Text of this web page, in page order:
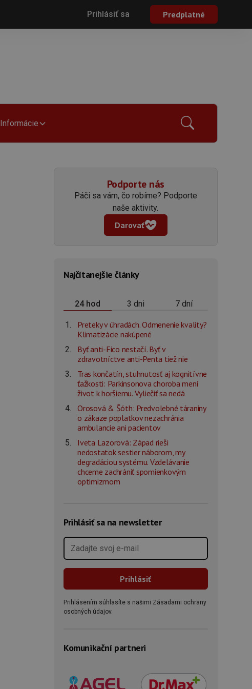
Prihlásiť sa Predplatné
Informácie
Podporte nás
Páči sa vám, čo robíme? Podporte
naše aktivity.
Darovať
Najčítanejšie články
24 hod 3 dni 7 dní
Preteky v úhradách. Odmenenie kvality?
Klimatizácie nakúpené
Byť anti-Fico nestačí. Byť v
zdravotníctve anti-Penta tiež nie
Tras končatín, stuhnutosť aj kognitívne
ťažkosti: Parkinsonova choroba mení
život k horšiemu. Vyliečiť sa nedá
Orosová & Šóth: Predvolebné táraniny
o zákaze poplatkov nezachránia
ambulancie ani pacientov
Iveta Lazorová: Západ rieši
nedostatok sestier náborom, my
degradáciou systému. Vzdelávanie
chceme zachrániť spomienkovým
optimizmom
Prihlásiť sa na newsletter
Prihlásením súhlasíte s našimi Zásadami ochrany
osobných údajov.
Komunikační partneri